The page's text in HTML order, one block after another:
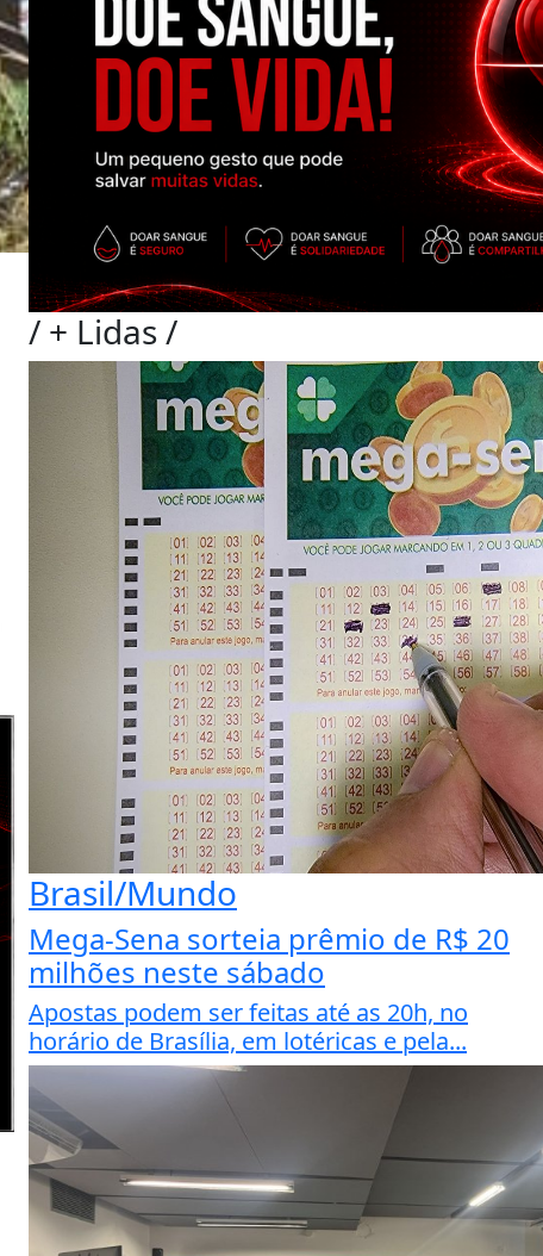
/ + Lidas/
Brasil/Mundo
Mega-Sena sorteia prêmio de R$ 20
milhões neste sábado
Apostas podem ser feitas até as 20h, no
horário de Brasília, em lotéricas e pela...